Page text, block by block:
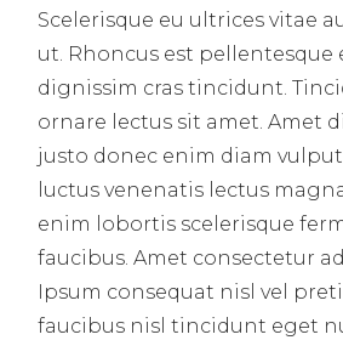
Scelerisque eu ultrices vitae
ut. Rhoncus est
dignissim cras tincidunt.
ornare lectus sit amet. Amet
justo donec enim diam
luctus venenatis lectus
enim lobortis scelerisque
faucibus. Amet consectetur
Ipsum consequat nisl vel
faucibus nisl tincidunt eget